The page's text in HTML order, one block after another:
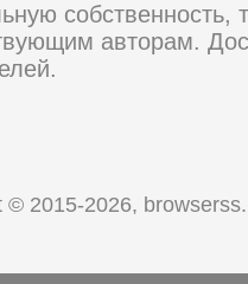
собственность,
авторам.
© 2015-2026,